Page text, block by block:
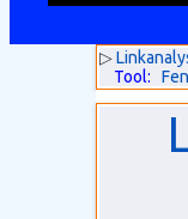
▷
Tool: